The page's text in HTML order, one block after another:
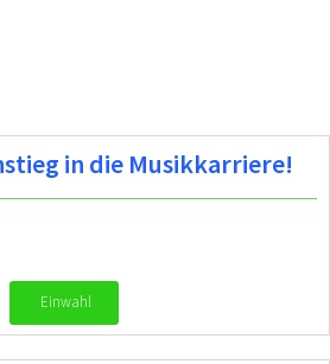
in die Musikkarriere!
Einwahl